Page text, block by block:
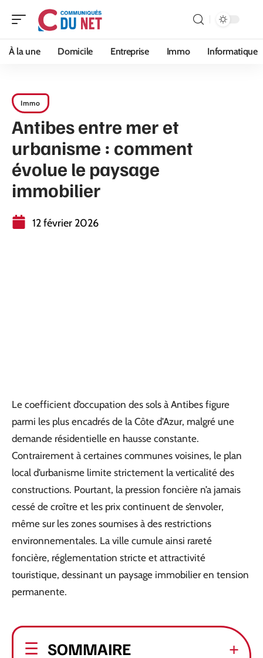
À la une Domicile Entreprise Immo Informatique
Immo
Antibes entre mer et
urbanisme : comment
évolue le paysage
immobilier
12 février 2026
Le coefficient d’occupation des sols à Antibes figure
parmi les plus encadrés de la Côte d’Azur, malgré une
demande résidentielle en hausse constante.
Contrairement à certaines communes voisines, le plan
local d’urbanisme limite strictement la verticalité des
constructions. Pourtant, la pression foncière n’a jamais
cessé de croître et les prix continuent de s’envoler,
même sur les zones soumises à des restrictions
environnementales. La ville cumule ainsi rareté
foncière, réglementation stricte et attractivité
touristique, dessinant un paysage immobilier en tension
permanente.
SOMMAIRE